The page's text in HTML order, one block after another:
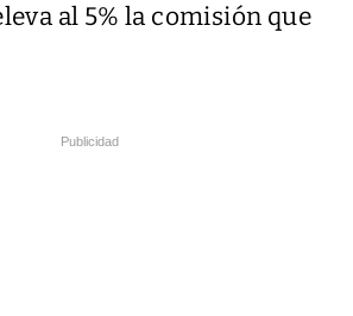
al 5% la comisión que
Publicidad